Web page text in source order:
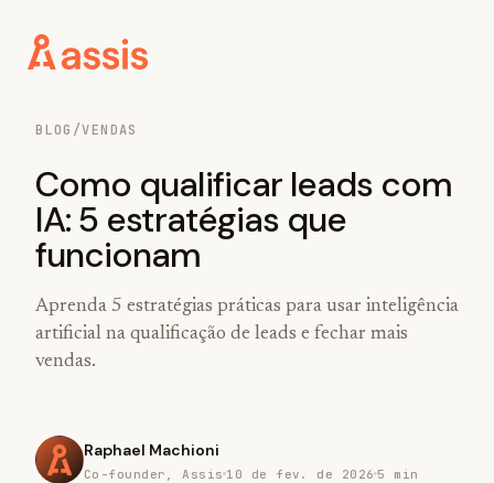
BLOG /VENDAS
Como qualificar leads com
IA: 5 estratégias que
funcionam
Aprenda 5 estratégias práticas para usar inteligência
artificial na qualificação de leads e fechar mais
vendas.
Raphael Machioni
Co-founder, Assis 10 de fev. de 2026 5 min